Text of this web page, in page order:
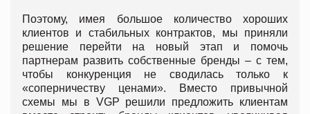
Поэтому, имея большое количество хороших
клиентов и стабильных контрактов, мы приняли
решение перейти на новый этап и помочь
партнерам развить собственные бренды – с тем,
чтобы конкуренция не сводилась только к
«соперничеству ценами». Вместо привычной
схемы мы в VGP решили предложить клиентам